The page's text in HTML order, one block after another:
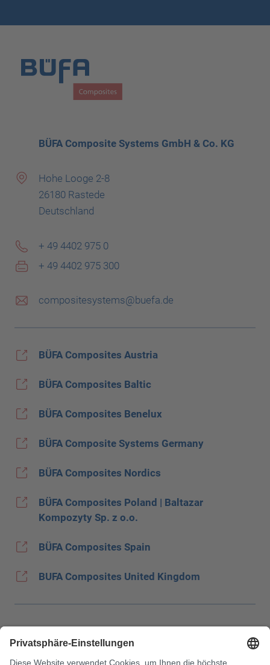
BÜFA Composite Systems GmbH & Co. KG
Hohe Looge 2-8
26180 Rastede
Deutschland
+ 49 4402 975 0
+ 49 4402 975 300
compositesystems@buefa.de
BÜFA Composites Austria
BÜFA Composites Baltic
BÜFA Composites Benelux
BÜFA Composite Systems Germany
BÜFA Composites Nordics
BÜFA Composites Poland | Baltazar
Kompozyty Sp. z o.o.
BÜFA Composites Spain
BUFA Composites United Kingdom
Datenschutz